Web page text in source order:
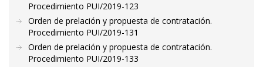
Procedimiento PUI/2019-123
Orden de prelación y propuesta de contratación.
Procedimiento PUI/2019-131
Orden de prelación y propuesta de contratación.
Procedimiento PUI/2019-133